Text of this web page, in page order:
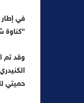
في إطار
“كناوة شو” في
وقد تم
حميتي